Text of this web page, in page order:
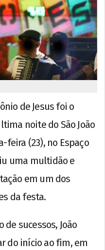
de Jesus foi o
noite do São João
feira (23), no Espaço
uma multidão e
em um dos
da festa.
sucessos, João
do início ao fim, em